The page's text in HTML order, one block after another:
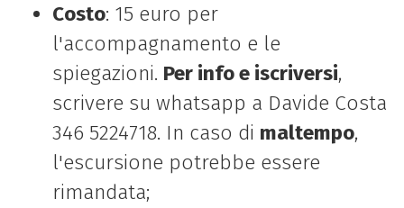
Costo: 15 euro per
l'accompagnamento e le
spiegazioni. Per info e iscriversi,
scrivere su whatsapp a Davide Costa
346 5224718. In caso di maltempo,
l'escursione potrebbe essere
rimandata;